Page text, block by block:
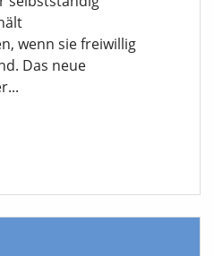
wenn sie freiwillig
Das neue